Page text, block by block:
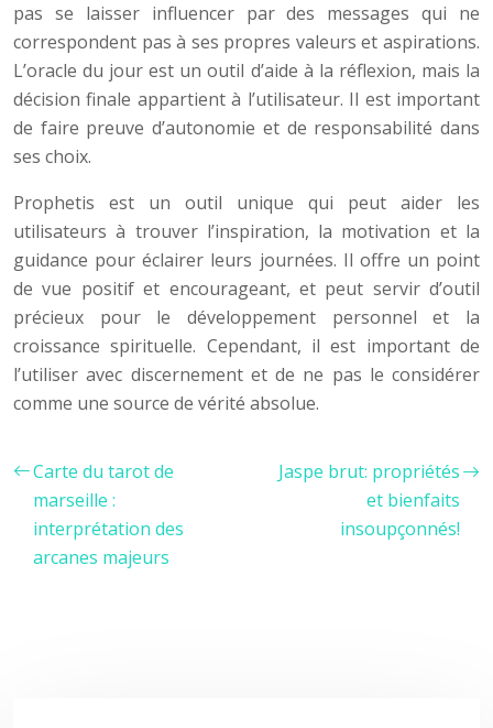
pas se laisser influencer par des messages qui ne
correspondent pas à ses propres valeurs et aspirations.
L’oracle du jour est un outil d’aide à la réflexion, mais la
décision finale appartient à l’utilisateur. Il est important
de faire preuve d’autonomie et de responsabilité dans
ses choix.
Prophetis est un outil unique qui peut aider les
utilisateurs à trouver l’inspiration, la motivation et la
guidance pour éclairer leurs journées. Il offre un point
de vue positif et encourageant, et peut servir d’outil
précieux pour le développement personnel et la
croissance spirituelle. Cependant, il est important de
l’utiliser avec discernement et de ne pas le considérer
comme une source de vérité absolue.
Carte du tarot de
marseille :
interprétation des
arcanes majeurs
Jaspe brut: propriétés
et bienfaits
insoupçonnés!